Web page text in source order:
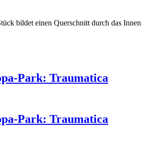
bildet einen Querschnitt durch das
Park: Traumatica
Park: Traumatica